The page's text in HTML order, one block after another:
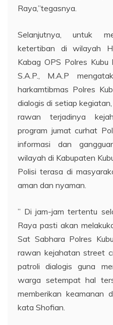
Raya,”tegasnya.
Selanjutnya, untuk
ketertiban di wilayah
Kabag OPS Polres Kubu
S.A.P., M.A.P
harkamtibmas Polres
dialogis di setiap
rawan terjadinya
program jumat curhat
informasi dan
wilayah di Kabupaten
Polisi terasa di
aman dan nyaman.
” Di jam-jam tertentu
Raya pasti akan
Sat Sabhara Polres
rawan kejahatan street
patroli dialogis guna
warga setempat hal
memberikan keamanan
kata Shofian.